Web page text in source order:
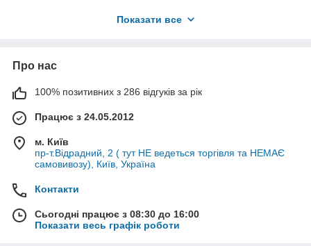
Чернигов, Черновцы и другие города Украины.
бензопил, мотокос, генераторов, мотопомп, триммеров,
газонокосилок, высоторезов, измельчителей, лодочных
моторов и многих др. марок Stihl, Husqvarna, Homelite, Oleo-
Ремонт и сервис любой сложности, доступные цены, гибкая
система скидок.
Выбирайте и заказывайте высоконадежные запасные части,
расходные материалы и комплектующие для всевозможной
техники, работающей от бензинового двигателя,
электродвигателя и дизеля, по самым низким ценам в нашем
Показати все
Про нас
100% позитивних з 286 відгуків за рік
Працює з 24.05.2012
м. Київ
пр-т.Відрадний, 2 ( тут НЕ ведеться торгівля та НЕМАЄ
самовивозу), Київ, Україна
Контакти
Сьогодні працює з 08:30 до 16:00
Показати весь графік роботи